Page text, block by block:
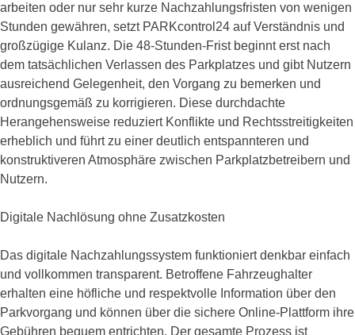
arbeiten oder nur sehr kurze Nachzahlungsfristen von wenigen
Stunden gewähren, setzt PARKcontrol24 auf Verständnis und
großzügige Kulanz. Die 48-Stunden-Frist beginnt erst nach
dem tatsächlichen Verlassen des Parkplatzes und gibt Nutzern
ausreichend Gelegenheit, den Vorgang zu bemerken und
ordnungsgemäß zu korrigieren. Diese durchdachte
Herangehensweise reduziert Konflikte und Rechtsstreitigkeiten
erheblich und führt zu einer deutlich entspannteren und
konstruktiveren Atmosphäre zwischen Parkplatzbetreibern und
Nutzern.
Digitale Nachlösung ohne Zusatzkosten
Das digitale Nachzahlungssystem funktioniert denkbar einfach
und vollkommen transparent. Betroffene Fahrzeughalter
erhalten eine höfliche und respektvolle Information über den
Parkvorgang und können über die sichere Online-Plattform ihre
Gebühren bequem entrichten. Der gesamte Prozess ist